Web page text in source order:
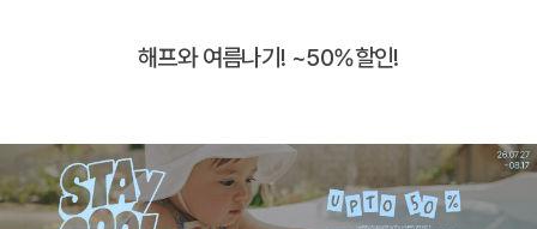
해프와 여름나기! ~50%할인!